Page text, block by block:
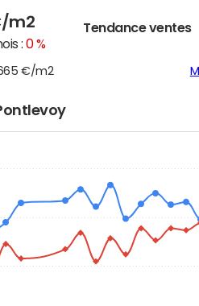
m2
:0 %
Tendance ventes
665 €/m2